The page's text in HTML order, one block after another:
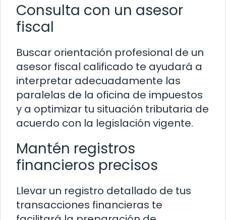
Consulta con un asesor
fiscal
Buscar orientación profesional de un
asesor fiscal calificado te ayudará a
interpretar adecuadamente las
paralelas de la oficina de impuestos
y a optimizar tu situación tributaria de
acuerdo con la legislación vigente.
Mantén registros
financieros precisos
Llevar un registro detallado de tus
transacciones financieras te